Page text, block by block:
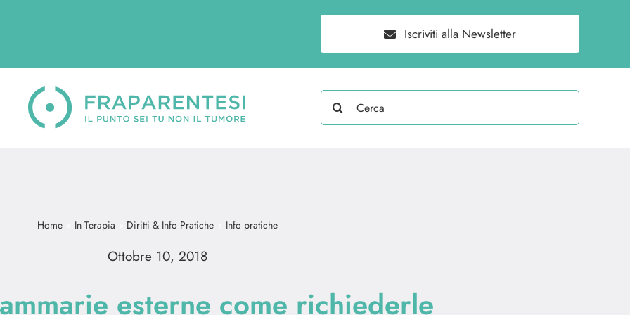
Iscriviti alla Newsletter
Search
for:
Home In Terapia Diritti & Info Pratiche Info pratiche
Ottobre 10, 2018
esterne come richiederle